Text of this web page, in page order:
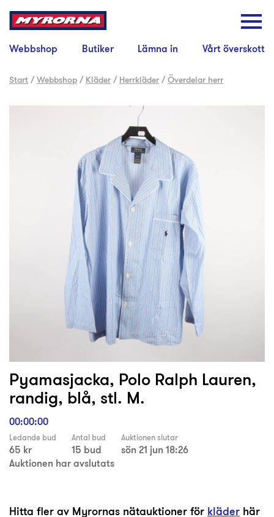
Webbshop Butiker Lämna in Vårt överskott
Start /Webbshop / Kläder / Herrkläder /Överdelar herr
Pyamasjacka, Polo Ralph Lauren,
randig, blå, stl. M.
00:00:00
Ledande bud
65 kr
Antal bud
15 bud
Auktionen slutar
sön 21 jun 18:26
Auktionen har avslutats
Hitta fler av Myrornas nätauktioner för kläder här